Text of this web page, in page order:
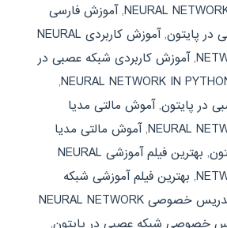
,آموزش فارسی
در پایتون,
آموزش کاربردی NEURAL
,آموزش کاربردی شبکه عصبی در
,
در پایتون,آموش مالتی مدیا
NEURAL
,آموش مالتی مدیا
,
بهترین فیلم آموزشی NEURAL
, بهترین فیلم آموزشی شبکه
تدریس خصوصی NEURAL NETWORK
خصوصی شبکه عصبی در پایتون,